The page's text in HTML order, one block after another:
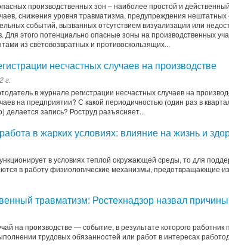
производственных зон – наиболее простой и
снижения уровня травматизма, предупреждения
событий, вызванных отсутствием визуализации или
Для этого потенциально опасные зоны на производственных
из световозвратных и противоскользящих...
несчастных случаев на производстве
г.
в журнале регистрации несчастных случаев на
на предприятии? С какой периодичностью (один раз в
делается запись? Роструд разъясняет...
в жарких условиях: влияние на жизнь и
в условиях теплой окружающей среды, то для
в работу физиологические механизмы, предотвращающие
травматизм: Ростехнадзор назвал
на производстве — событие, в результате которого
трудовых обязанностей или работ в интересах